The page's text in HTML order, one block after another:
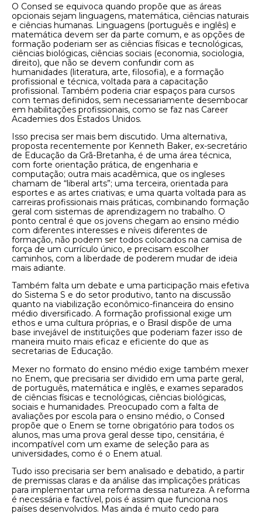
O Consed se equivoca quando propõe que as áreas
opcionais sejam linguagens, matemática, ciências naturais
e ciências humanas. Linguagens (português e inglês) e
matemática devem ser da parte comum, e as opções de
formação poderiam ser as ciências físicas e tecnológicas,
ciências biológicas, ciências sociais (economia, sociologia,
direito), que não se devem confundir com as
humanidades (literatura, arte, filosofia), e a formação
profissional e técnica, voltada para a capacitação
profissional. Também poderia criar espaços para cursos
com temas definidos, sem necessariamente desembocar
em habilitações profissionais, como se faz nas Career
Academies dos Estados Unidos.
Isso precisa ser mais bem discutido. Uma alternativa,
proposta recentemente por Kenneth Baker, ex-secretário
de Educação da Grã-Bretanha, é de uma área técnica,
com forte orientação prática, de engenharia e
computação; outra mais acadêmica, que os ingleses
chamam de “liberal arts”; uma terceira, orientada para
esportes e as artes criativas; e uma quarta voltada para as
carreiras profissionais mais práticas, combinando formação
geral com sistemas de aprendizagem no trabalho. O
ponto central é que os jovens chegam ao ensino médio
com diferentes interesses e níveis diferentes de
formação, não podem ser todos colocados na camisa de
força de um currículo único, e precisam escolher
caminhos, com a liberdade de poderem mudar de ideia
mais adiante.
Também falta um debate e uma participação mais efetiva
do Sistema S e do setor produtivo, tanto na discussão
quanto na viabilização econômico-financeira do ensino
médio diversificado. A formação profissional exige um
ethos e uma cultura próprias, e o Brasil dispõe de uma
base invejável de instituições que poderiam fazer isso de
maneira muito mais eficaz e eficiente do que as
secretarias de Educação.
Mexer no formato do ensino médio exige também mexer
no Enem, que precisaria ser dividido em uma parte geral,
de português, matemática e inglês, e exames separados
de ciências físicas e tecnológicas, ciências biológicas,
sociais e humanidades. Preocupado com a falta de
avaliações por escola para o ensino médio, o Consed
propõe que o Enem se torne obrigatório para todos os
alunos, mas uma prova geral desse tipo, censitária, é
incompatível com um exame de seleção para as
universidades, como é o Enem atual.
Tudo isso precisaria ser bem analisado e debatido, a partir
de premissas claras e da análise das implicações práticas
para implementar uma reforma dessa natureza. A reforma
é necessária e factível, pois é assim que funciona nos
países desenvolvidos. Mas ainda é muito cedo para